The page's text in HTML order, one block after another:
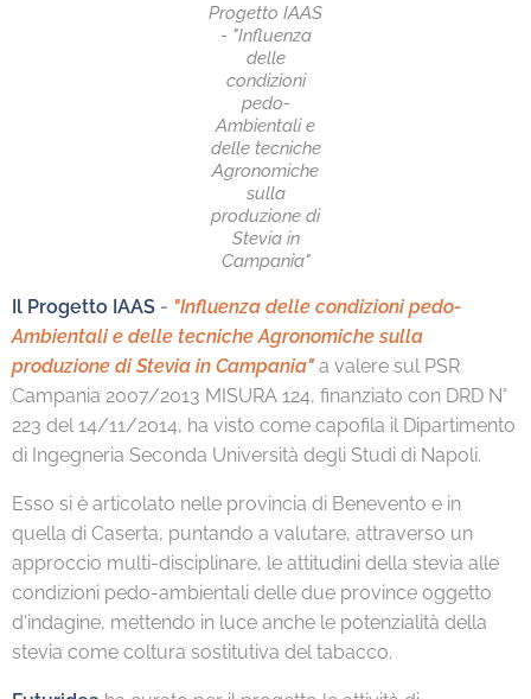
Progetto IAAS
- "Influenza
delle
condizioni
pedo-
Ambientali e
delle tecniche
Agronomiche
sulla
produzione di
Stevia in
Campania"
Il Progetto IAAS - "Influenza delle condizioni pedo-
Ambientali e delle tecniche Agronomiche sulla
produzione di Stevia in Campania" a valere sul PSR
Campania 2007/2013 MISURA 124, finanziato con DRD N°
223 del 14/11/2014, ha visto come capofila il Dipartimento
di Ingegneria Seconda Università degli Studi di Napoli.
Esso si è articolato nelle provincia di Benevento e in
quella di Caserta, puntando a valutare, attraverso un
approccio multi-disciplinare, le attitudini della stevia alle
condizioni pedo-ambientali delle due province oggetto
d'indagine, mettendo in luce anche le potenzialità della
stevia come coltura sostitutiva del tabacco.